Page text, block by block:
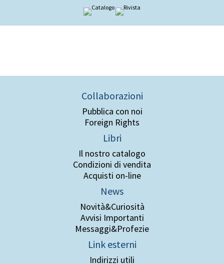
Collaborazioni
Pubblica con noi
Foreign Rights
Libri
Il nostro catalogo
Condizioni di vendita
Acquisti on-line
News
Novità&Curiosità
Avvisi Importanti
Messaggi&Profezie
Link esterni
Indirizzi utili